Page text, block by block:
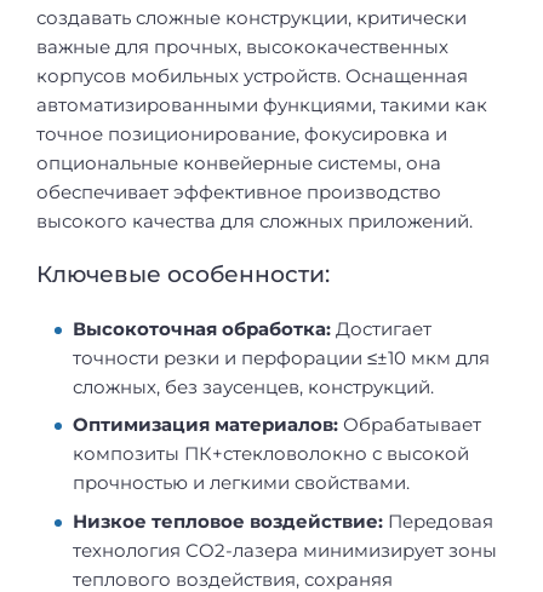
создавать сложные конструкции, критически
важные для прочных, высококачественных
корпусов мобильных устройств. Оснащенная
автоматизированными функциями, такими как
точное позиционирование, фокусировка и
опциональные конвейерные системы, она
обеспечивает эффективное производство
высокого качества для сложных приложений.
Ключевые особенности:
Высокоточная обработка: Достигает
точности резки и перфорации ≤±10 мкм для
сложных, без заусенцев, конструкций.
Оптимизация материалов: Обрабатывает
композиты ПК+стекловолокно с высокой
прочностью и легкими свойствами.
Низкое тепловое воздействие: Передовая
технология CO2-лазера минимизирует зоны
теплового воздействия, сохраняя